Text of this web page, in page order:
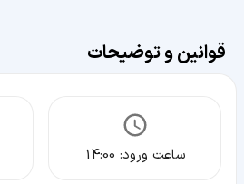
قوانین و توضیحات
ساعت ورود: 14:00